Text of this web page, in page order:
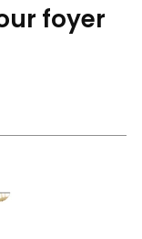
foyer